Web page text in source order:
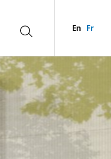
En Fr